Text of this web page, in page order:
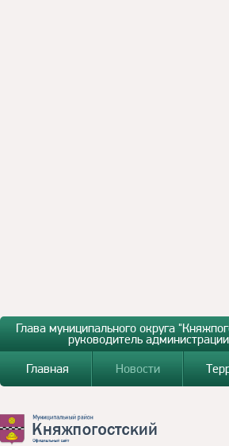
Глава муниципального округа
руководитель администрации
Главная
Новости